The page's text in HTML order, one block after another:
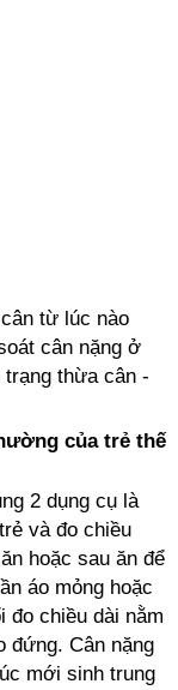
từ lúc nào
cân nặng ở
trạng thừa cân -
của trẻ thế
2 dụng cụ là
và đo chiều
hoặc sau ăn để
áo mỏng hoặc
đo chiều dài nằm
đứng. Cân nặng
mới sinh trung